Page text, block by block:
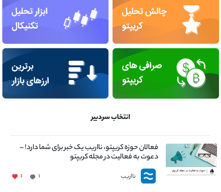
انتخاب سردبیر
فعالان حوزه کریپتو، نااریب یک خبر برای شما دارد! –
دعوت به فعالیت در مجله کریپتو
نااریب ۱ ۱